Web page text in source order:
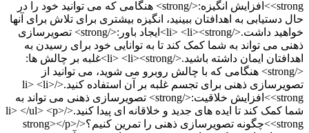
<strong>افزایش انگیزه:</strong> هنگامی که می توانید خود را در
حال دستیابی به اهدافتان ببینید، انگیزه بیشتری برای تلاش برای آنها
خواهید داشت.</li> <li><strong>ایجاد باور:</strong> تصویرسازی
ذهنی می تواند به شما کمک کند تا به توانایی خود برای رسیدن به
اهدافتان ایمان داشته باشید.</li> <li><strong>غلبه بر چالش ها:
</strong> هنگامی که با چالش روبرو می شوید، می توانید از
تصویرسازی ذهنی برای تجسم غلبه بر آن استفاده کنید.</li> <li>
<strong>افزایش خلاقیت:</strong> تصویرسازی ذهنی می تواند به
شما کمک کند تا ایده های جدید و خلاقانه ای پیدا کنید.</li> </ul> <p>
<strong>چگونه تصویرسازی ذهنی را تمرین کنیم؟</strong></p>